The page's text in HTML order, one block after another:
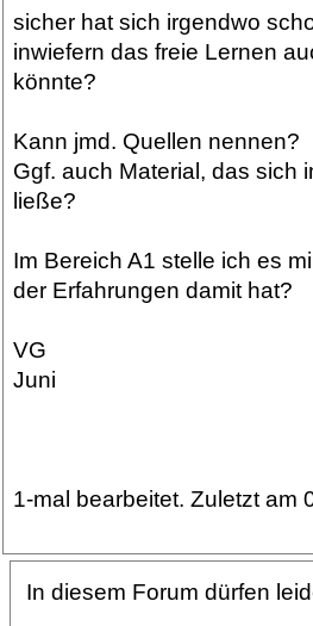
sicher hat sich irgendwo
inwiefern das freie Lernen
könnte?
Kann jmd. Quellen nennen?
Ggf. auch Material, das sich
ließe?
Im Bereich A1 stelle ich es
der Erfahrungen damit hat?
VG
Juni
1-mal bearbeitet. Zuletzt am
In diesem Forum dürfen